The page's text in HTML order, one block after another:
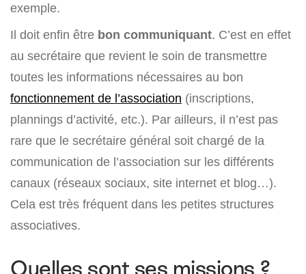
exemple.
Il doit enfin être bon communiquant. C’est en effet
au secrétaire que revient le soin de transmettre
toutes les informations nécessaires au bon
fonctionnement de l’association (inscriptions,
plannings d’activité, etc.). Par ailleurs, il n’est pas
rare que le secrétaire général soit chargé de la
communication de l’association sur les différents
canaux (réseaux sociaux, site internet et blog…).
Cela est très fréquent dans les petites structures
associatives.
Quelles sont ses missions ?